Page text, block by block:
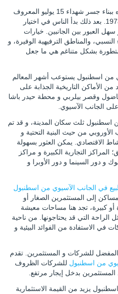
بدأ الجانب الآسيوي في لفت الانتباه ببناء جسر شهداء 15 يوليو المعروف
باسم جسر البوسفور ثم في عام 1973. بعد ذلك بدأ الناس في اختيار
العبور بين الجانبين. خيارات
والمناطق الترفيهية الوفيرة، و
بشكل متناغم هي ما جعل
من اسطنبول يستوعب أشهر المعالم
من الأماكن التاريخية الجذابة على
وقصر بيلربي و محطة حيدر باشا
الجانب الآسيوي.
اسطنبول ثلث سكان المدينة، و قد تم
الأوروبي من حيث البنية التحتية و
الاقتصادي. يمكن العثور بسهولة
التجارية الكبيرة و مراكز
و دور السينما و دور الأوبرا و
في الجانب الآسيوي من اسطنبول
إلى المستثمرين الصغار أو
أو كبيرة، تجد هنا مساحات معيشة
التي قد يحتاجونها. من ناحية
الاستفادة من الفوائد البيئية و
المفضل للشركات و المستثمرين. تقدم
من اسطنبول للشركات الظروف
المستثمرين بدخل إيجار مرتفع.
يزيد من القيمة الاستثمارية